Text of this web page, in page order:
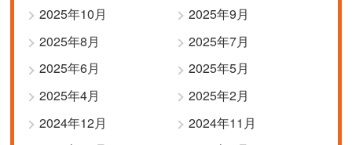
2025年10月
2025年9月
2025年8月
2025年7月
2025年6月
2025年5月
2025年4月
2025年2月
2024年12月
2024年11月